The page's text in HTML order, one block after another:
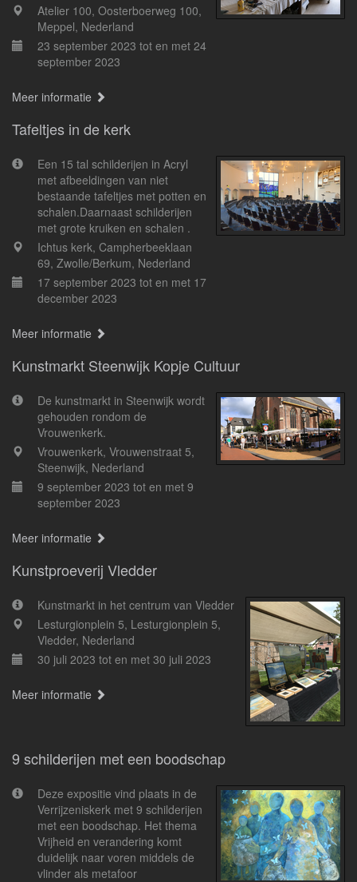
Atelier 100, Oosterboerweg 100,
Meppel, Nederland
23 september 2023 tot en met 24
september 2023
Meer informatie
Tafeltjes in de kerk
Een 15 tal schilderijen in Acryl
met afbeeldingen van niet
bestaande tafeltjes met potten en
schalen.Daarnaast schilderijen
met grote kruiken en schalen .
Ichtus kerk, Campherbeeklaan
69, Zwolle/Berkum, Nederland
17 september 2023 tot en met 17
december 2023
Meer informatie
Kunstmarkt Steenwijk Kopje Cultuur
De kunstmarkt in Steenwijk wordt
gehouden rondom de
Vrouwenkerk.
Vrouwenkerk, Vrouwenstraat 5,
Steenwijk, Nederland
9 september 2023 tot en met 9
september 2023
Meer informatie
Kunstproeverij Vledder
Kunstmarkt in het centrum van Vledder
Lesturgionplein 5, Lesturgionplein 5,
Vledder, Nederland
30 juli 2023 tot en met 30 juli 2023
Meer informatie
9 schilderijen met een boodschap
Deze expositie vind plaats in de
Verrijzeniskerk met 9 schilderijen
met een boodschap. Het thema
Vrijheid en verandering komt
duidelijk naar voren middels de
vlinder als metafoor